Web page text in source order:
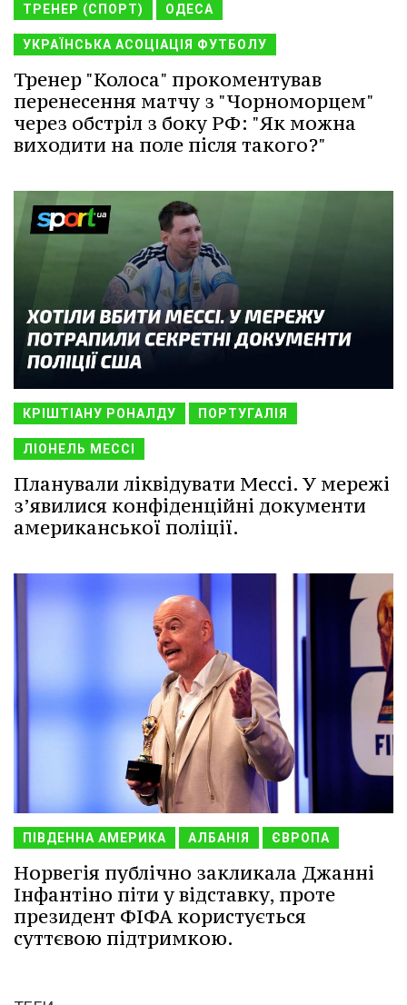
ТРЕНЕР (СПОРТ) ОДЕСА
УКРАЇНСЬКА АСОЦІАЦІЯ ФУТБОЛУ
Тренер "Колоса" прокоментував
перенесення матчу з "Чорноморцем"
через обстріл з боку РФ: "Як можна
виходити на поле після такого?"
КРІШТІАНУ РОНАЛДУ ПОРТУГАЛІЯ
ЛІОНЕЛЬ МЕССІ
Планували ліквідувати Мессі. У мережі
з’явилися конфіденційні документи
американської поліції.
ПІВДЕННА АМЕРИКА АЛБАНІЯ ЄВРОПА
Норвегія публічно закликала Джанні
Інфантіно піти у відставку, проте
президент ФІФА користується
суттєвою підтримкою.